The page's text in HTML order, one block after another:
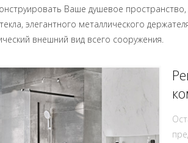
Ваше душевое
элегантного металлического
внешний вид всего сооружения.